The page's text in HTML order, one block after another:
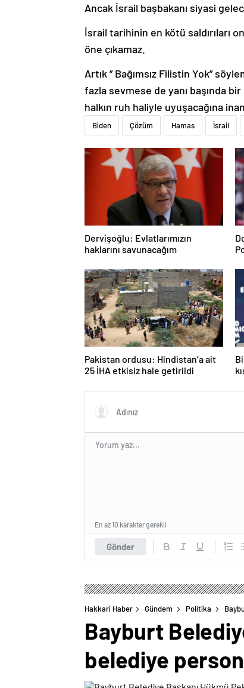
Ancak İsrail başbakanı siyasi
İsrail tarihinin en kötü saldırıları
öne çıkamaz.
Artık ” Bağımsız Filistin Yok”
fazla sevmese de yanı başında
halkın ruh haliyle uyuşacağına
Biden Çözüm Hamas İsrail
Dervişoğlu: Evlatlarımızın
haklarını savunacağım
Pakistan ordusu: Hindistan’a ait
25 İHA etkisiz hale getirildi
Gönder
En az 10 karakter gerekli
Hakkari Haber Gündem Politika
Bayburt
belediye